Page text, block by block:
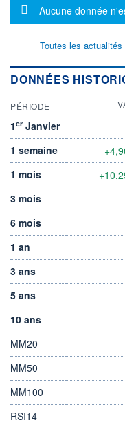
Message
Aucune donnée
Toutes les actualités
DONNÉES
PÉRIODE
1er Janvier
1 semaine
1 mois
3 mois
6 mois
1 an
3 ans
5 ans
10 ans
MM20
MM50
MM100
RSI14